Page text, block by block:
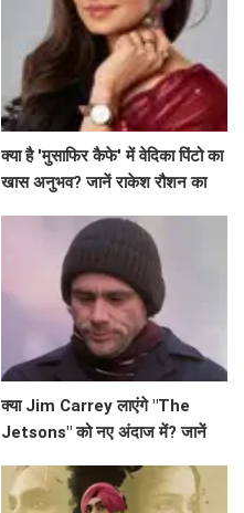
क्या है 'मुसाफिर कैफे' में वेदिका पिंटो का
खास अनुभव? जानें राकेश रौशन का
क्या Jim Carrey लाएंगे "The
Jetsons" को नए अंदाज में? जानें